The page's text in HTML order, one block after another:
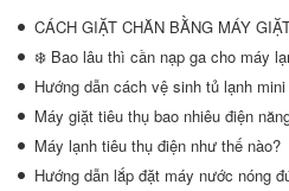
CÁCH GIẶT CHĂN BẰNG MÁY
❄️ Bao lâu thì cần nạp ga cho máy
Hướng dẫn cách vệ sinh tủ lạnh
Máy giặt tiêu thụ bao nhiêu điện
Máy lạnh tiêu thụ điện như thế nào?
Hướng dẫn lắp đặt máy nước nóng